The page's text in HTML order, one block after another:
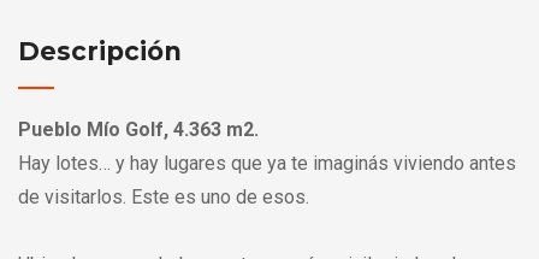
Descripción
Pueblo Mío Golf, 4.363 m2.
Hay lotes… y hay lugares que ya te imaginás viviendo antes
de visitarlos. Este es uno de esos.